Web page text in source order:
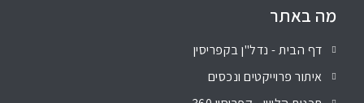
מה באתר
דף הבית - נדל"ן בקפריסין
איתור פרוייקטים ונכסים